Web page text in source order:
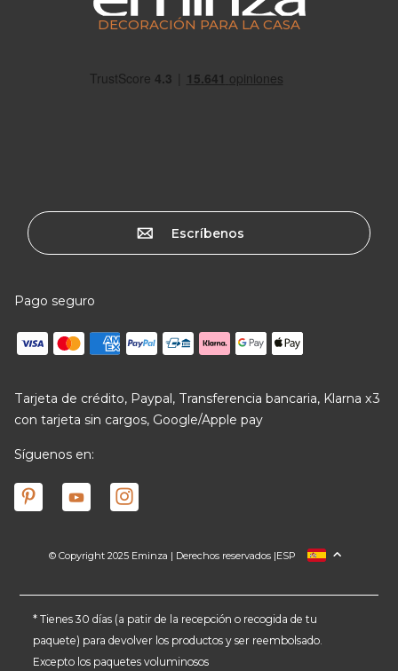
DECORACIÓN PARA LA CASA
Escríbenos
Pago seguro
Tarjeta de crédito, Paypal, Transferencia bancaria, Klarna x3
con tarjeta sin cargos, Google/Apple pay
Síguenos en:
© Copyright 2025 Eminza | Derechos reservados |
FRANCIA
ALEMANIA
PAÍSES BAJOS
ESP
* Tienes 30 días (a patir de la recepción o recogida de tu
paquete) para devolver los productos y ser reembolsado.
Excepto los paquetes voluminosos